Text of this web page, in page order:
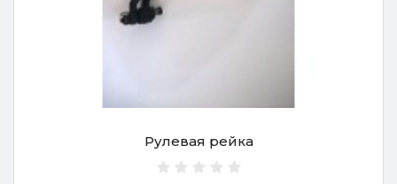
Рулевая рейка